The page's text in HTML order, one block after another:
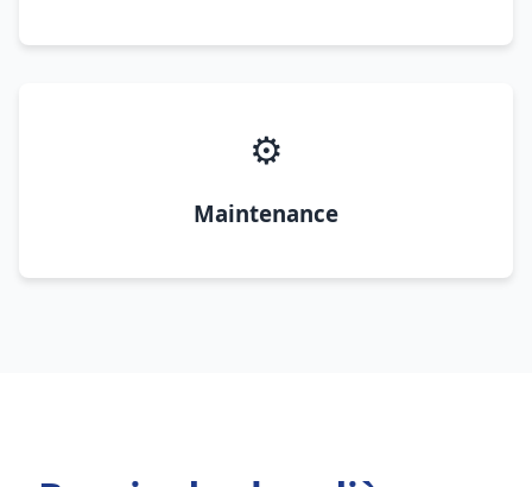
⚙️
Maintenance